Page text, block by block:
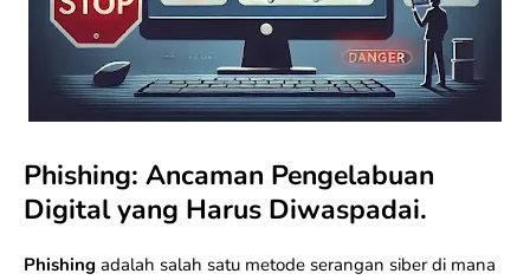
Phishing: Ancaman Pengelabuan
Digital yang Harus Diwaspadai.
Phishing adalah salah satu metode serangan siberdi mana